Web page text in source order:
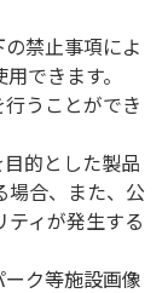
禁止事項によ
できます。
うことができ
的とした製品
場合、また、公
ィが発生する
ク等施設画像